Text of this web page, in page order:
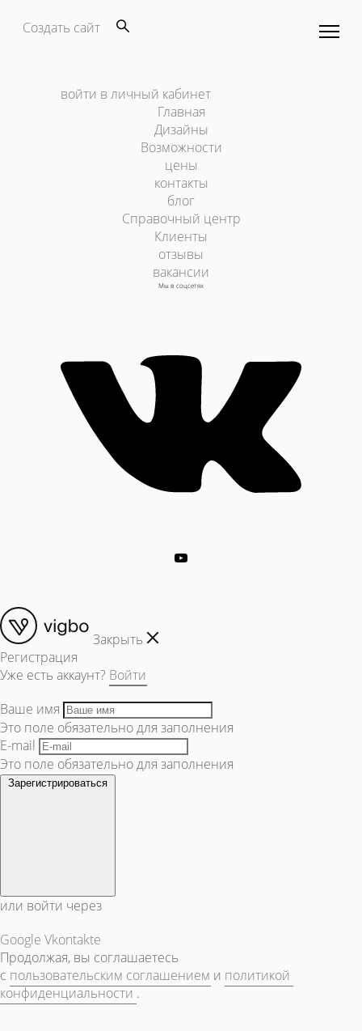
Создать сайт
войти в личный кабинет
Главная
Дизайны
Возможности
цены
контакты
блог
Справочный центр
Клиенты
отзывы
вакансии
Мы в соцсетях
Закрыть
Регистрация
Уже есть аккаунт? Войти
Ваше имя
Это поле обязательно для заполнения
E-mail
Это поле обязательно для заполнения
Зарегистрироваться
или войти через
Google Vkontakte
Продолжая, вы соглашаетесь
с пользовательским соглашением и политикой
конфиденциальности .